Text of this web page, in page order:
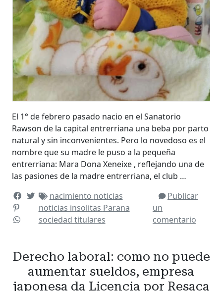
El 1° de febrero pasado nacio en el Sanatorio
Rawson de la capital entrerriana una beba por parto
natural y sin inconvenientes. Pero lo novedoso es el
nombre que su madre le puso a la pequeña
entrerriana: Mara Dona Xeneixe , reflejando una de
las pasiones de la madre entrerriana, el club …
nacimiento noticias
noticias insolitas Parana
sociedad titulares
Publicar
un
comentario
Derecho laboral: como no puede
aumentar sueldos, empresa
japonesa da Licencia por Resaca